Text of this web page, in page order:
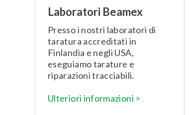
Laboratori Beamex
Presso i nostri laboratori di
taratura accreditati in
Finlandia e negli USA,
eseguiamo tarature e
riparazioni tracciabili.
Ulteriori in­for­ma­zio­ni >